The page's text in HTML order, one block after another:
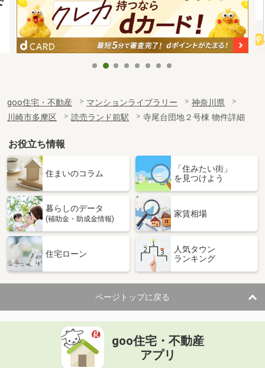
goo住宅・不動産 マンションライブラリー
神奈川県
川崎市多摩区
読売ランド前駅 寺尾台団地２号棟 物件詳細
お役立ち情報
住まいのコラム
「住みたい街」
を見つけよう
暮らしのデータ
(補助金・助成金情報)
家賃相場
住宅ローン
人気タウン
ランキング
ページトップに戻る
goo住宅・不動産
アプリ